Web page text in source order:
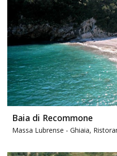
Baia di Recommone
Massa Lubrense - Ghiaia,